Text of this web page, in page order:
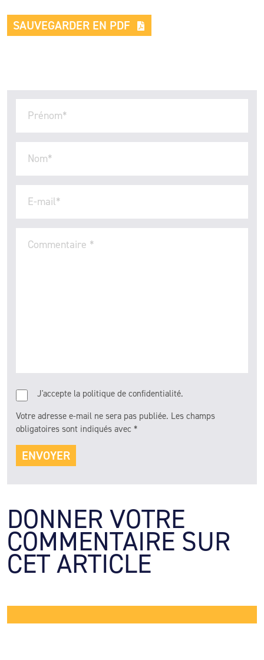
SAUVEGARDER EN PDF
Votre adresse e-mail ne sera pas publiée. Les champs
obligatoires sont indiqués avec *
Commentaire *
Prénom*
E-mail*
J'accepte la politique de confidentialité.
Nom*
DONNER VOTRE
COMMENTAIRE SUR
CET ARTICLE